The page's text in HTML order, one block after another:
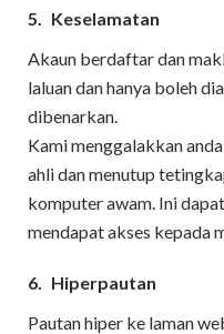
5. Keselamatan
Akaun berdaftar dan
laluan dan hanya boleh
dibenarkan.
Kami menggalakkan
ahli dan menutup
komputer awam. Ini
mendapat akses kepada
6. Hiperpautan
Pautan hiper ke laman